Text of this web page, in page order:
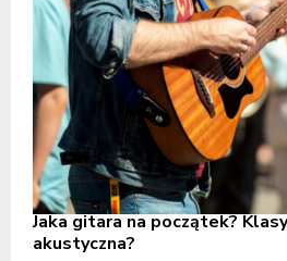
Jaka gitara na początek?
akustyczna?